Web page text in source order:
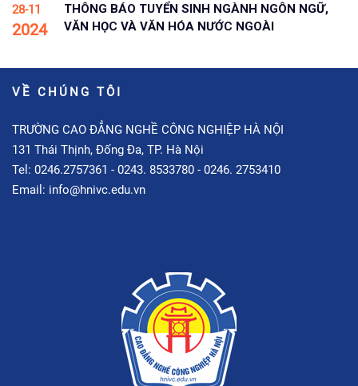
28-11
2024
THÔNG BÁO TUYỂN SINH NGÀNH NGÔN NGỮ,
VĂN HỌC VÀ VĂN HÓA NƯỚC NGOÀI
VỀ CHÚNG TÔI
TRƯỜNG CAO ĐẲNG NGHỀ CÔNG NGHIỆP HÀ NỘI
131 Thái Thịnh, Đống Đa, TP. Hà Nội
Tel: 0246.2757361 - 0243. 8533780 - 0246. 2753410
Email: info@hnivc.edu.vn